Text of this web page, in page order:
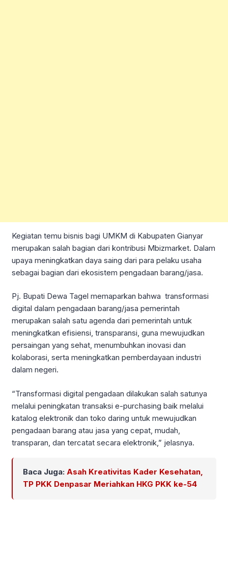
Kegiatan temu bisnis bagi UMKM di Kabupaten Gianyar
merupakan salah bagian dari kontribusi Mbizmarket. Dalam
upaya meningkatkan daya saing dari para pelaku usaha
sebagai bagian dari ekosistem pengadaan barang/jasa.
Pj. Bupati Dewa Tagel memaparkan bahwa transformasi
digital dalam pengadaan barang/jasa pemerintah
merupakan salah satu agenda dari pemerintah untuk
meningkatkan efisiensi, transparansi, guna mewujudkan
persaingan yang sehat, menumbuhkan inovasi dan
kolaborasi, serta meningkatkan pemberdayaan industri
dalam negeri.
“Transformasi digital pengadaan dilakukan salah satunya
melalui peningkatan transaksi e-purchasing baik melalui
katalog elektronik dan toko daring untuk mewujudkan
pengadaan barang atau jasa yang cepat, mudah,
transparan, dan tercatat secara elektronik,” jelasnya.
Baca Juga: Asah Kreativitas Kader Kesehatan,
TP PKK Denpasar Meriahkan HKG PKK ke-54